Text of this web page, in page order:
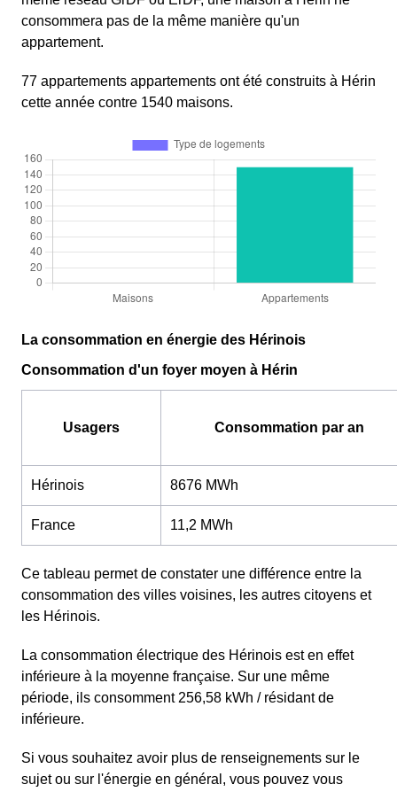
consommera pas de la même manière qu'un
appartement.
77 appartements appartements ont été construits à Hérin
cette année contre 1540 maisons.
La consommation en énergie des Hérinois
Consommation d'un foyer moyen à Hérin
Usagers Consommation par an
Hérinois 8676 MWh
France 11,2 MWh
Ce tableau permet de constater une différence entre la
consommation des villes voisines, les autres citoyens et
les Hérinois.
La consommation électrique des Hérinois est en effet
inférieure à la moyenne française. Sur une même
période, ils consomment 256,58 kWh / résidant de
inférieure.
Si vous souhaitez avoir plus de renseignements sur le
sujet ou sur l'énergie en général, vous pouvez vous